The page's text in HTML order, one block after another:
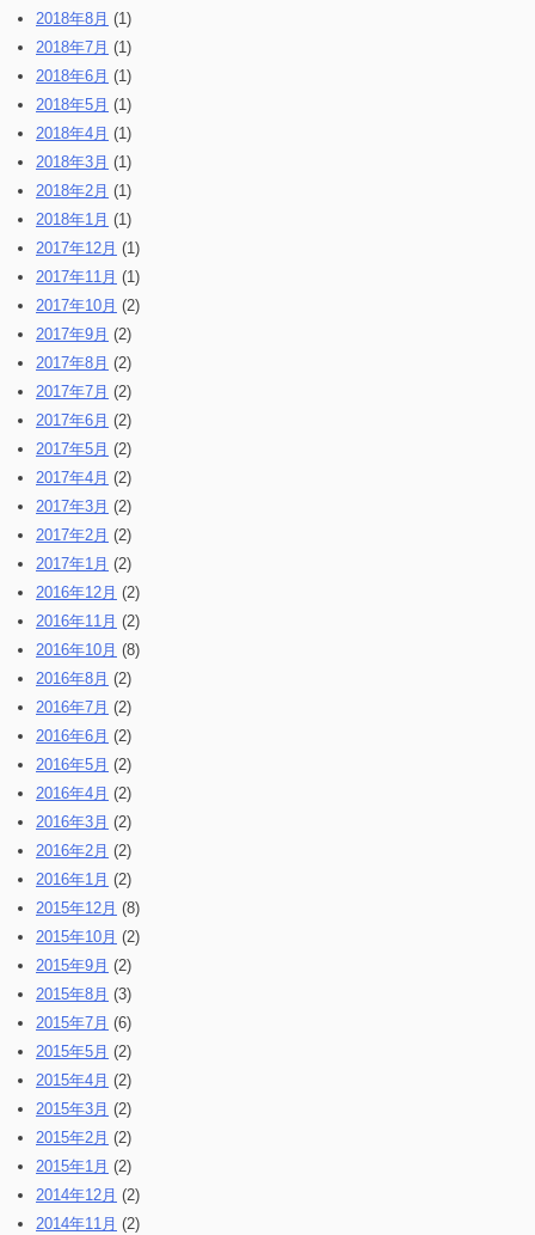
2018年8月 (1)
2018年7月 (1)
2018年6月 (1)
2018年5月 (1)
2018年4月 (1)
2018年3月 (1)
2018年2月 (1)
2018年1月 (1)
2017年12月 (1)
2017年11月 (1)
2017年10月 (2)
2017年9月 (2)
2017年8月 (2)
2017年7月 (2)
2017年6月 (2)
2017年5月 (2)
2017年4月 (2)
2017年3月 (2)
2017年2月 (2)
2017年1月 (2)
2016年12月 (2)
2016年11月 (2)
2016年10月 (8)
2016年8月 (2)
2016年7月 (2)
2016年6月 (2)
2016年5月 (2)
2016年4月 (2)
2016年3月 (2)
2016年2月 (2)
2016年1月 (2)
2015年12月 (8)
2015年10月 (2)
2015年9月 (2)
2015年8月 (3)
2015年7月 (6)
2015年5月 (2)
2015年4月 (2)
2015年3月 (2)
2015年2月 (2)
2015年1月 (2)
2014年12月 (2)
2014年11月 (2)